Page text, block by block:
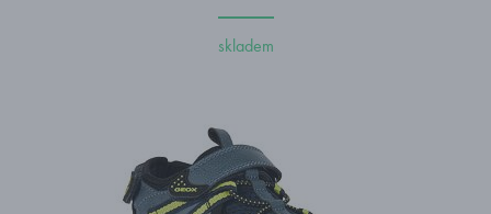
skladem